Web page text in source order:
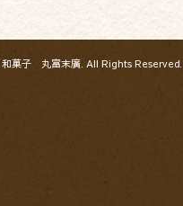
和菓子 丸富末廣. All Rights Reserved.